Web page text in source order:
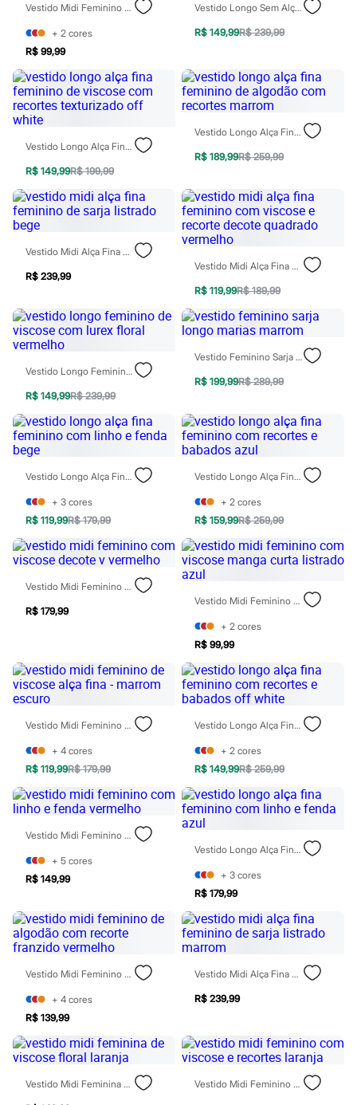
Casacos e Jaquetas
Jeans
Moda esportiva
Shorts e Saias
Vestidos
Masculino
Em alta
Dia dos Pais
Inverno
Novidades
Roupas
Bermudas
Calças
Camisetas e Regatas
Casacos e Jaquetas
Polos
Acessórios
Bolsas e Mochilas
Cintos
Carteiras
Óculos
Relógios
Calçados
Chinelos
Sapatos
Sandálias e Papetes
Tênis
Moda esportiva
Acessórios
Bermudas
Camisetas
Calças
Calçados
Regatas
Moda íntima
Cuecas
Meias
Moda praia
Calças
Camisas
Casacos e Jaquetas
Moda esportiva
Shorts e Bermudas
Todos os produtos
Infantil
Em alta
Arrumadinho para os meninos
Romântico para as meninas
Inverno
Novidades
Roupas menina
0 a 24 meses
1 a 5 anos
10 a 16 anos
Roupas menino
0 a 24 meses
1 a 5 anos
4 a 12 anos
Acessórios
Recém-nascido
Chapéus
Calçados
Chinelos
Pantufas
Vestido Midi Feminino Com Viscose Manga Curta Listrado Marrom
+ 2 cores
R$ 99,99
Vestido Longo Sem Alça Feminino Com Linho E Fenda Mindset Vermelho
R$ 149,99R$ 239,99
Vestido Longo Alça Fina Feminino De Viscose Com Recortes Texturizado Off White
R$ 149,99R$ 199,99
Vestido Longo Alça Fina Feminino De Algodão Com Recortes Marrom
R$ 189,99R$ 259,99
Vestido Midi Alça Fina Feminino De Sarja Listrado Bege
R$ 239,99
Vestido Midi Alça Fina Feminino Com Viscose E Recorte Decote Quadrado Vermelho
R$ 119,99R$ 189,99
Vestido Longo Feminino De Viscose Com Lurex Floral Vermelho
R$ 149,99R$ 239,99
Vestido Feminino Sarja Longo Marias Marrom
R$ 199,99R$ 289,99
Vestido Longo Alça Fina Feminino Com Linho E Fenda Bege
+ 3 cores
R$ 119,99R$ 179,99
Vestido Longo Alça Fina Feminino Com Recortes E Babados Azul
+ 2 cores
R$ 159,99R$ 259,99
Vestido Midi Feminino Com Viscose Decote V Vermelho
R$ 179,99
Vestido Midi Feminino Com Viscose Manga Curta Listrado Azul
+ 2 cores
R$ 99,99
Vestido Midi Feminino De Viscose Alça Fina - Marrom Escuro
+ 4 cores
R$ 119,99R$ 179,99
Vestido Longo Alça Fina Feminino Com Recortes E Babados Off White
+ 2 cores
R$ 149,99R$ 259,99
Vestido Midi Feminino Com Linho E Fenda Vermelho
+ 5 cores
R$ 149,99
Vestido Longo Alça Fina Feminino Com Linho E Fenda Azul
+ 3 cores
R$ 179,99
Vestido Midi Feminino De Algodão Com Recorte Franzido Vermelho
+ 4 cores
R$ 139,99
Vestido Midi Alça Fina Feminino De Sarja Listrado Marrom
R$ 239,99
Vestido Midi Feminina De Viscose Floral Laranja Vestido Midi Feminino Com Viscose E Recortes Laranja